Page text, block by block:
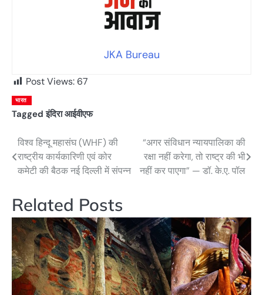
JKA Bureau
Post Views: 67
भारत
Taggedइंदिरा आईवीएफ
Post
navigation
विश्व हिन्दू महासंघ (WHF) की
राष्ट्रीय कार्यकारिणी एवं कोर
कमेटी की बैठक नई दिल्ली में संपन्न
“अगर संविधान न्यायपालिका की
रक्षा नहीं करेगा, तो राष्ट्र की भी
नहीं कर पाएगा” — डॉ. के.ए. पॉल
Related Posts